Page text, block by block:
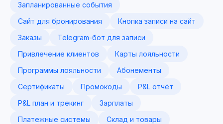
Запланированные события
Сайт для бронирования
Кнопка записи на сайт
Заказы
Telegram-бот для записи
Привлечение клиентов
Карты лояльности
Программы лояльности
Абонементы
Сертификаты
Промокоды
P&L отчёт
P&L план и трекинг
Зарплаты
Платежные системы
Склад и товары